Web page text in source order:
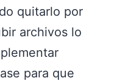
quitarlo por
archivos lo
para que